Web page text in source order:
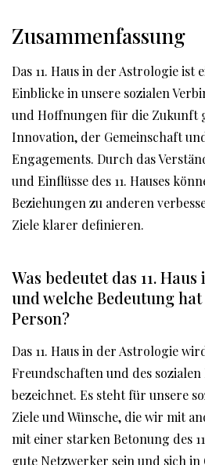
Zusammenfassung
Das 11. Haus in der Astrologie ist
Einblicke in unsere sozialen
und Hoffnungen für die Zukunft
Innovation, der Gemeinschaft
Engagements. Durch das
und Einflüsse des 11. Hauses
Beziehungen zu anderen
Ziele klarer definieren.
Was bedeutet das 11.
und welche Bedeutung
Person?
Das 11. Haus in der Astrologie
Freundschaften und des
bezeichnet. Es steht für unsere
Ziele und Wünsche, die wir mit
mit einer starken Betonung des
gute Netzwerker sein und sich